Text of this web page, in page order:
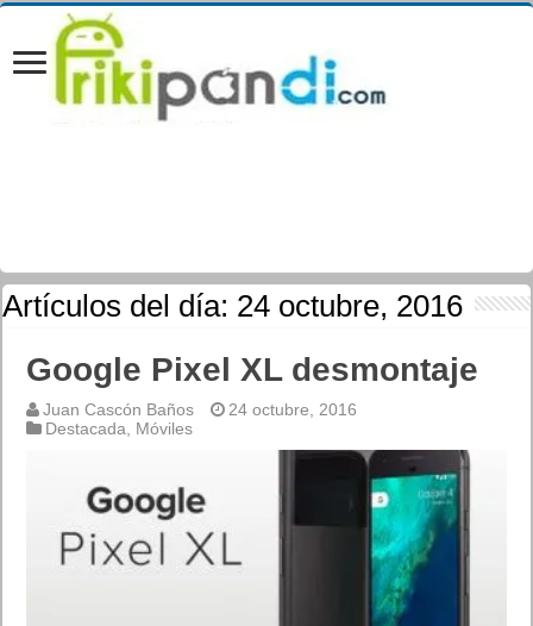
Artículos del día: 24 octubre, 2016
Google Pixel XL desmontaje
Juan Cascón Baños
24 octubre, 2016
Destacada
Móviles